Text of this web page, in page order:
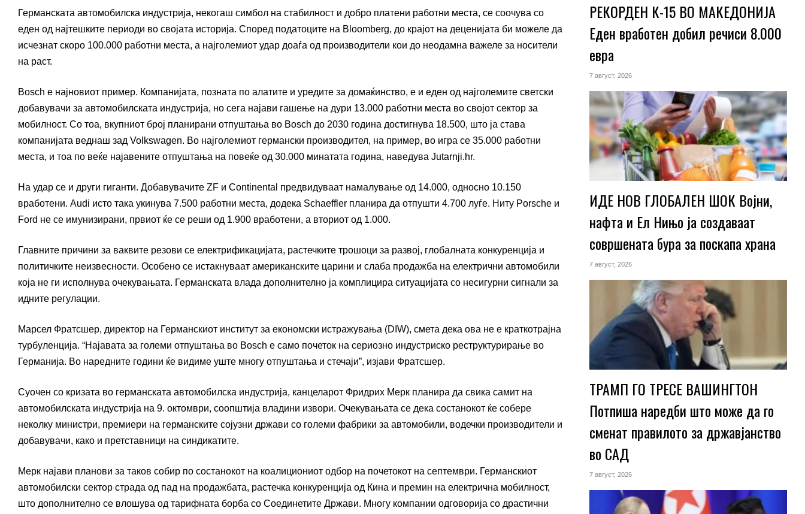
Германската автомобилска индустрија, некогаш симбол на стабилност и добро платени работни места, се соочува со
еден од најтешките периоди во својата историја. Според податоците на Bloomberg, до крајот на деценијата би можеле да
исчезнат скоро 100.000 работни места, а најголемиот удар доаѓа од производители кои до неодамна важеле за носители
на раст.
Bosch е најновиот пример. Компанијата, позната по алатите и уредите за домаќинство, е и еден од најголемите светски
добавувачи за автомобилската индустрија, но сега најави гашење на дури 13.000 работни места во својот сектор за
мобилност. Со тоа, вкупниот број планирани отпуштања во Bosch до 2030 година достигнува 18.500, што ја става
компанијата веднаш зад Volkswagen. Во најголемиот германски производител, на пример, во игра се 35.000 работни
места, и тоа по веќе најавените отпуштања на повеќе од 30.000 минатата година, наведува Jutarnji.hr.
На удар се и други гиганти. Добавувачите ZF и Continental предвидуваат намалување од 14.000, односно 10.150
вработени. Audi исто така укинува 7.500 работни места, додека Schaeffler планира да отпушти 4.700 луѓе. Ниту Porsche и
Ford не се имунизирани, првиот ќе се реши од 1.900 вработени, а вториот од 1.000.
Главните причини за ваквите резови се електрификацијата, растечките трошоци за развој, глобалната конкуренција и
политичките неизвесности. Особено се истакнуваат американските царини и слаба продажба на електрични автомобили
која не ги исполнува очекувањата. Германската влада дополнително ја комплицира ситуацијата со несигурни сигнали за
идните регулации.
Марсел Фратсшер, директор на Германскиот институт за економски истражувања (DIW), смета дека ова не е краткотрајна
турбуленција. “Најавата за големи отпуштања во Bosch е само почеток на сериозно индустриско реструктурирање во
Германија. Во наредните години ќе видиме уште многу отпуштања и стечаји”, изјави Фратсшер.
Суочен со кризата во германската автомобилска индустрија, канцеларот Фридрих Мерк планира да свика самит на
автомобилската индустрија на 9. октомври, соопштија владини извори. Очекувањата се дека состанокот ќе собере
неколку министри, премиери на германските сојузни држави со големи фабрики за автомобили, водечки производители и
добавувачи, како и претставници на синдикатите.
Мерк најави планови за таков собир по состанокот на коалициониот одбор на почетокот на септември. Германскиот
автомобилски сектор страда од пад на продажбата, растечка конкуренција од Кина и премин на електрична мобилност,
што дополнително се влошува од тарифната борба со Соединетите Држави. Многу компании одговорија со драстични
РЕКОРДЕН К-15 ВО МАКЕДОНИЈА
Еден вработен добил речиси 8.000
евра
7 август, 2026
ИДЕ НОВ ГЛОБАЛЕН ШОК Војни,
нафта и Ел Нињо ја создаваат
совршената бура за поскапа храна
7 август, 2026
ТРАМП ГО ТРЕСЕ ВАШИНГТОН
Потпиша наредби што може да го
сменат правилото за државјанство
во САД
7 август, 2026